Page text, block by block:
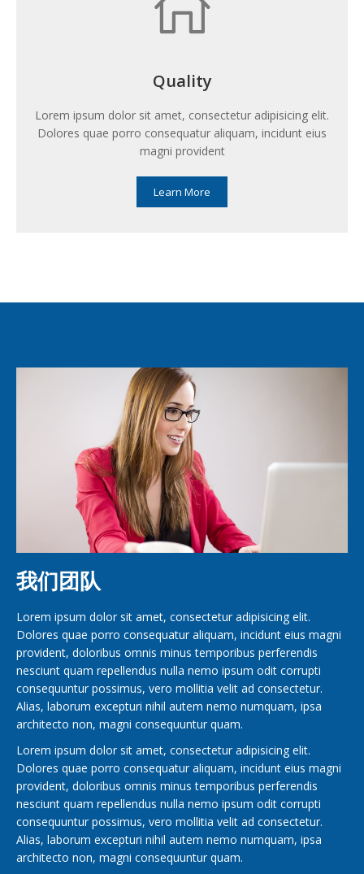
Quality
Lorem ipsum dolor sit amet, consectetur adipisicing elit.
Dolores quae porro consequatur aliquam, incidunt eius
magni provident
Learn More
我们团队
Lorem ipsum dolor sit amet, consectetur adipisicing elit.
Dolores quae porro consequatur aliquam, incidunt eius magni
provident, doloribus omnis minus temporibus perferendis
nesciunt quam repellendus nulla nemo ipsum odit corrupti
consequuntur possimus, vero mollitia velit ad consectetur.
Alias, laborum excepturi nihil autem nemo numquam, ipsa
architecto non, magni consequuntur quam.
Lorem ipsum dolor sit amet, consectetur adipisicing elit.
Dolores quae porro consequatur aliquam, incidunt eius magni
provident, doloribus omnis minus temporibus perferendis
nesciunt quam repellendus nulla nemo ipsum odit corrupti
consequuntur possimus, vero mollitia velit ad consectetur.
Alias, laborum excepturi nihil autem nemo numquam, ipsa
architecto non, magni consequuntur quam.